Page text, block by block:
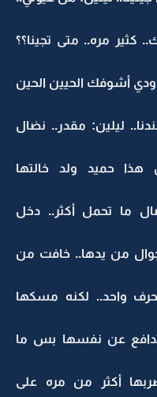
كثير مره.. متى تجينا؟؟
أشوفك الحيين الحين
ليلين: مقدر.. نضال
هذا حميد ولد خالتها
6 سنين) نضال ما تحمل أكثر.. دخل
من يدها.. خافت من
واحد.. لكنه مسكها
عن نفسها بس ما
أكثر من مره على